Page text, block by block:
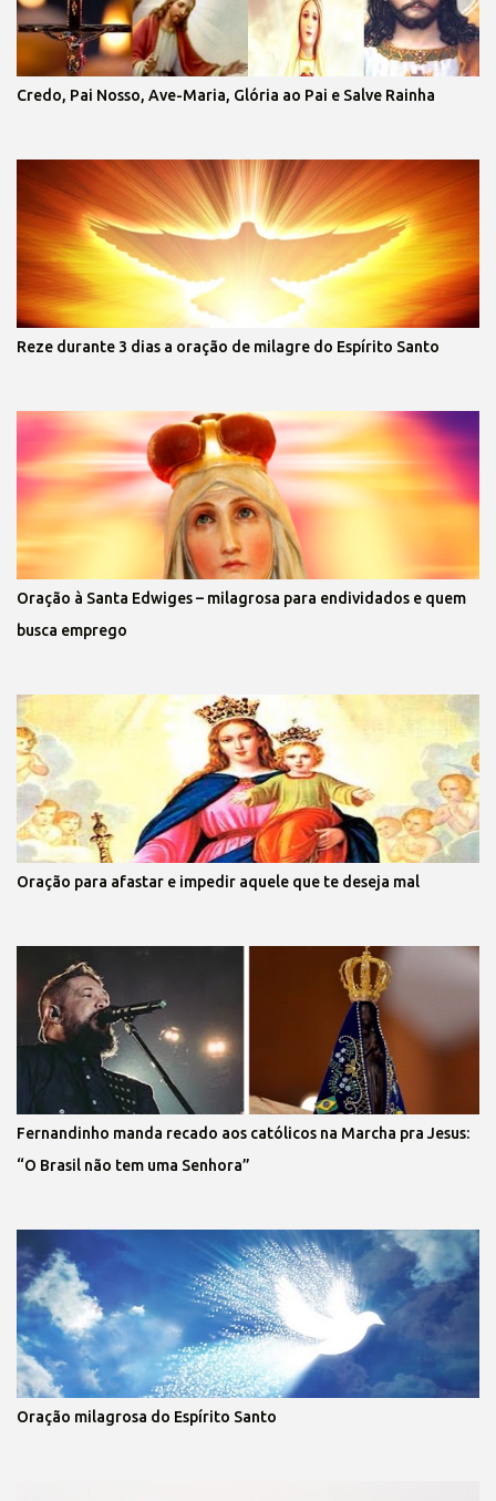
Credo, Pai Nosso, Ave-Maria, Glória ao Pai e Salve Rainha
Reze durante 3 dias a oração de milagre do Espírito Santo
Oração à Santa Edwiges – milagrosa para endividados e quem
busca emprego
Oração para afastar e impedir aquele que te deseja mal
Fernandinho manda recado aos católicos na Marcha pra Jesus:
“O Brasil não tem uma Senhora”
Oração milagrosa do Espírito Santo